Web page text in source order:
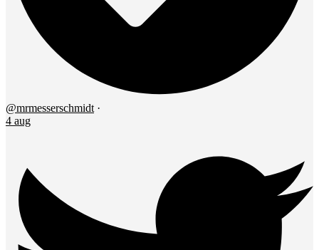
@mrmesserschmidt ·
4 aug